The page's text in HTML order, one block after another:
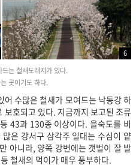
6
는 철새도래지가 있다.
곳이기도 하다.
수많은 철새가 모여드는 낙동강 하
호되고 있다. 지금까지 보고된 조류
43과 130종 이상이다. 을숙도를 비
은 강서구 삼각주 일대는 수심이 얕
아니라, 양쪽 강변에는 갯벌이 잘 발
철새의 먹이가 매우 풍부하다.